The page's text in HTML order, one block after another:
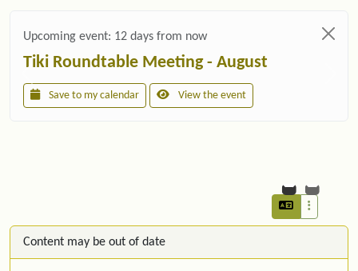
Upcoming event: 12 days from now
Tiki Roundtable Meeting - August
Save to my calendar View the event
Content may be out of date